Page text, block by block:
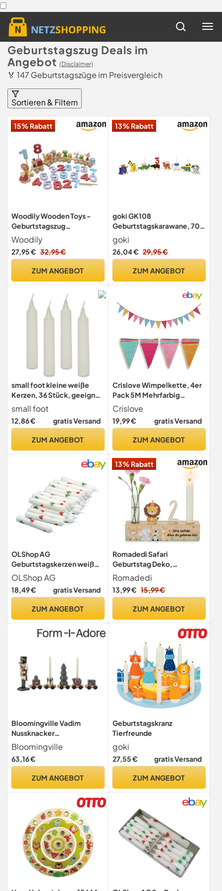
Geburtstagszug Deals im
Angebot (Disclaimer)
🏅 147 Geburtstagszüge im Preisvergleich
Sortieren & Filtern
15% Rabatt
Woodily Wooden Toys -
Geburtstagszug
Holzeisenbahn Spielzeug
ab 1-99 Jahr
Geburtstagskerzen Junge
Geburtstagskranz
Montessori
Geburtstagsgeschenk
Woodily
27,95 € 32,95 €
ZUM ANGEBOT
13% Rabatt
goki GK108
Geburtstagskarawane, 70
cm, 14-teilig, Holz, mit
Zahlen 1–6, farbenfroher
Geburtstagszug für
goki
26,04 € 29,95 €
ZUM ANGEBOT
small foot kleine weiße
Kerzen, 36 Stück, geeignet
für Geburtstagskranz oder
Zug, ca. 6,5 cm hoch und
ca. 1 cm Ø, 4429, Weiß
small foot
12,86 € gratis Versand
ZUM ANGEBOT
Crislove Wimpelkette, 4er
Pack 5M Mehrfarbig
Dreieck Flaggen
Crislove
19,99 € gratis Versand
ZUM ANGEBOT
OLShop AG
Geburtstagskerzen weiß
mit Herzen und
Kleeblättern, 5er Pack
OLShop AG
18,49 € gratis Versand
ZUM ANGEBOT
13% Rabatt
Romadedi Safari
Geburtstag Deko,
Geburtstagszug
Kerzenständer für Kinder
Romadedi
13,99 € 15,99 €
ZUM ANGEBOT
Bloomingville Vadim
Nussknacker
Tischdekoration zu
Weihnachten als Zug mit
Weihnachtsfiguren als
für eine gemütliche
Bloomingville
63,16 €
ZUM ANGEBOT
Geburtstagskranz
Tierfreunde
goki
27,55 € gratis Versand
ZUM ANGEBOT